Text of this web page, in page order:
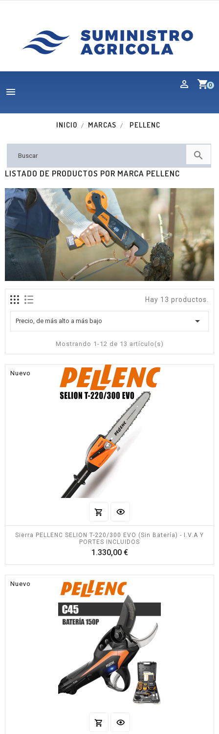
shopping_cart0

INICIO MARCAS PELLENC

LISTADO DE PRODUCTOS POR MARCA PELLENC
Hay 13 productos.
Precio, de más alto a más bajo 
Mostrando 1-12 de 13 artículo(s)
Nuevo
Sierra PELLENC SELION T-220/300 EVO (Sin Batería) - I.V.A Y
PORTES INCLUIDOS
1.330,00 €Precio
Nuevo